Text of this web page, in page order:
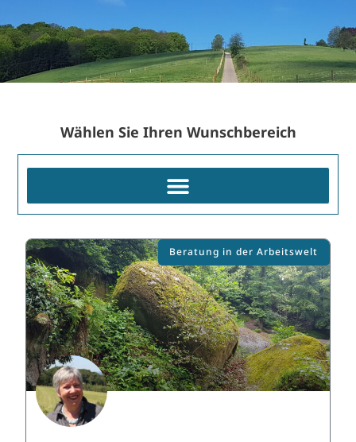
Wählen Sie Ihren Wunschbereich
Beratung in der Arbeitswelt